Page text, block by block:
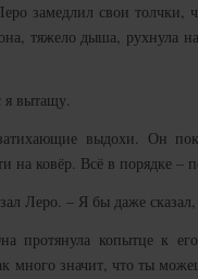
замедлил свои толчки,
тяжело дыша, рухнула
я вытащу.
выдохи. Он
ковёр. Всё в порядке –
Леро. – Я бы даже
протянула копытце к
много значит, что ты